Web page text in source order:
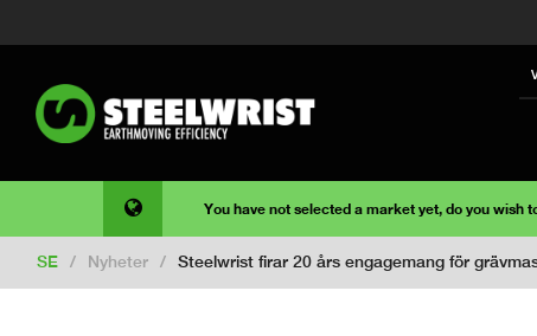
You have not selected a market yet, do you wish
SE / Nyheter / Steelwrist firar 20 års engagemang för